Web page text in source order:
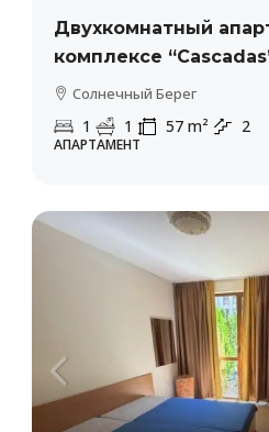
Двухкомнатный
комплексе
Солнечный Берег
1 1 57 m² 2
АПАРТАМЕНТ